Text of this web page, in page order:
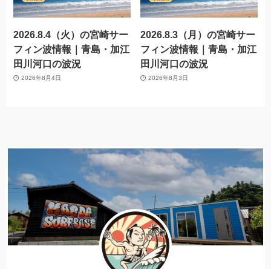
2026.8.4（火）の宮崎サー
フィン波情報｜青島・加江
田川河口の波況
2026年8月4日
2026.8.3（月）の宮崎サー
フィン波情報｜青島・加江
田川河口の波況
2026年8月3日